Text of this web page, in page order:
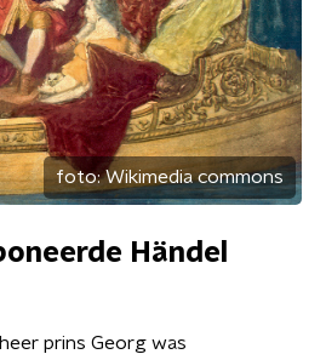
foto:Wikimedia commons
Händel
prins Georg was